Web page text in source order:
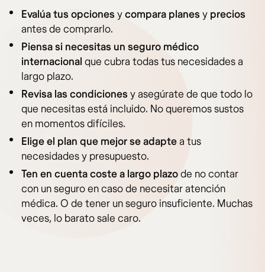
Evalúa tus opcionesycompara planesy precios
antes de comprarlo.
Piensa si necesitas un seguro médico
internacional que cubra todas tus necesidades a
largo plazo.
Revisa las condicionesy asegúrate de que todo lo
que necesitas está incluido. No queremos sustos
en momentos difíciles.
Elige el plan que mejor se adaptea tus
necesidades y presupuesto.
Ten en cuenta coste a largo plazode no contar
con un seguro en caso de necesitar atención
médica. O de tener un seguro insuficiente. Muchas
veces, lo barato sale caro.